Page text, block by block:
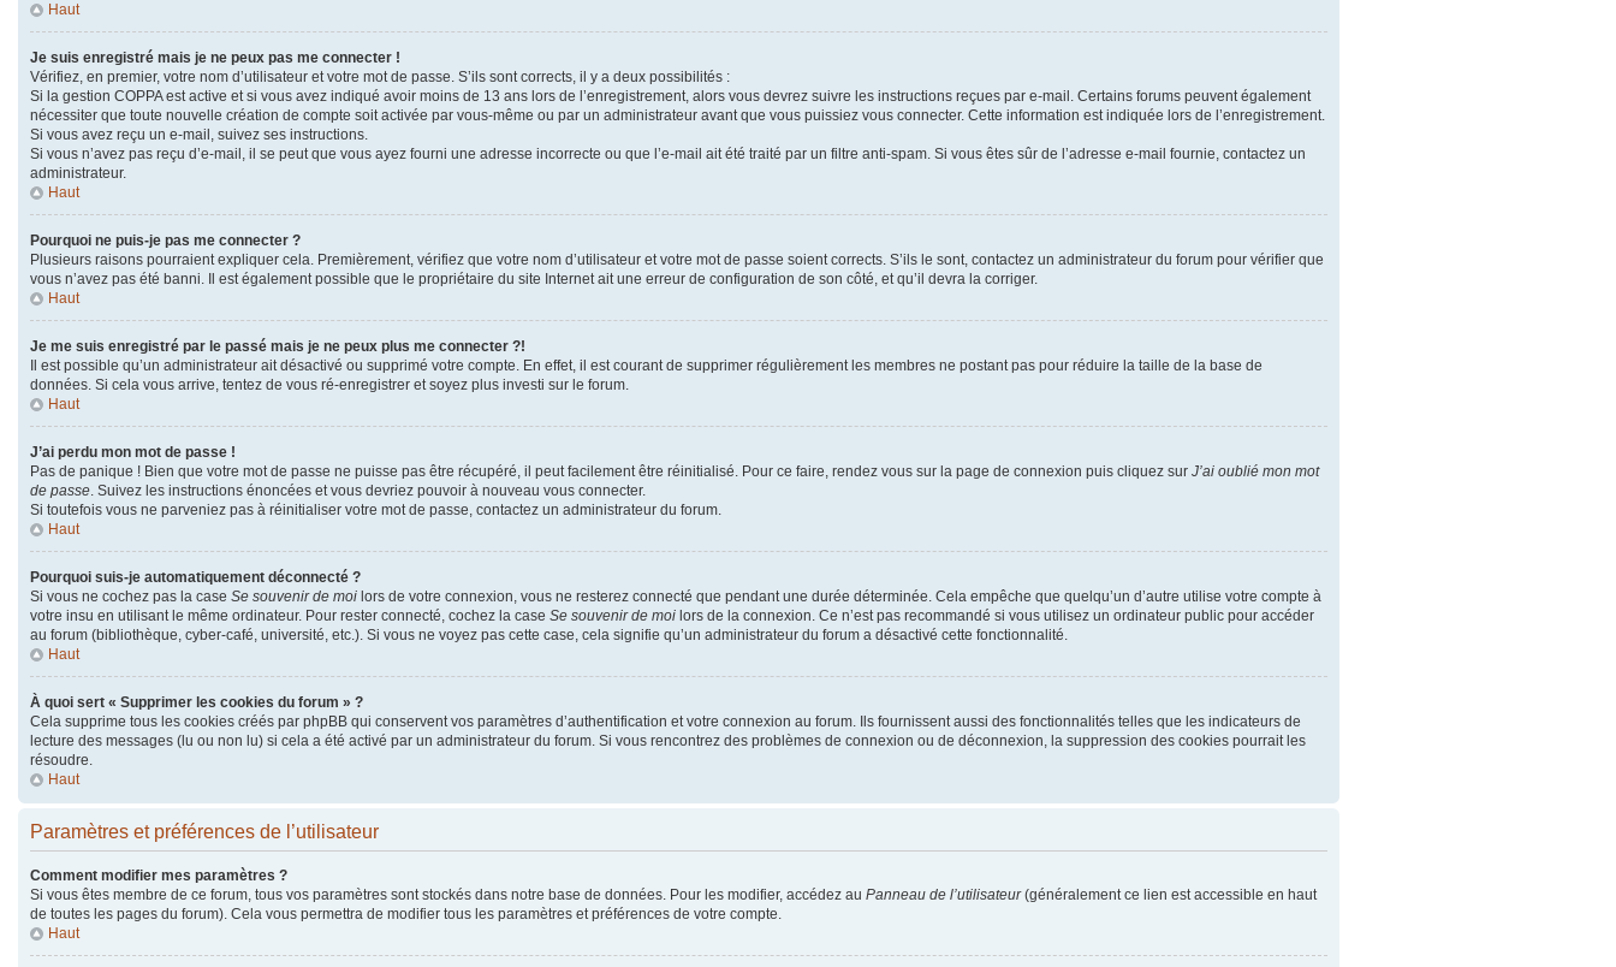
Haut
Je suis enregistré mais je ne peux pas me connecter !
Vérifiez, en premier, votre nom d’utilisateur et votre mot de passe. S’ils sont corrects, il y a deux possibilités :
Si la gestion COPPA est active et si vous avez indiqué avoir moins de 13 ans lors de l’enregistrement, alors vous devrez suivre les instructions reçues par e-mail. Certains forums peuvent également
nécessiter que toute nouvelle création de compte soit activée par vous-même ou par un administrateur avant que vous puissiez vous connecter. Cette information est indiquée lors de l’enregistrement.
Si vous avez reçu un e-mail, suivez ses instructions.
Si vous n’avez pas reçu d’e-mail, il se peut que vous ayez fourni une adresse incorrecte ou que l’e-mail ait été traité par un filtre anti-spam. Si vous êtes sûr de l’adresse e-mail fournie, contactez un
administrateur.
Haut
Pourquoi ne puis-je pas me connecter ?
Plusieurs raisons pourraient expliquer cela. Premièrement, vérifiez que votre nom d’utilisateur et votre mot de passe soient corrects. S’ils le sont, contactez un administrateur du forum pour vérifier que
vous n’avez pas été banni. Il est également possible que le propriétaire du site Internet ait une erreur de configuration de son côté, et qu’il devra la corriger.
Haut
Je me suis enregistré par le passé mais je ne peux plus me connecter ?!
Il est possible qu’un administrateur ait désactivé ou supprimé votre compte. En effet, il est courant de supprimer régulièrement les membres ne postant pas pour réduire la taille de la base de
données. Si cela vous arrive, tentez de vous ré-enregistrer et soyez plus investi sur le forum.
Haut
J’ai perdu mon mot de passe !
Pas de panique ! Bien que votre mot de passe ne puisse pas être récupéré, il peut facilement être réinitialisé. Pour ce faire, rendez vous sur la page de connexion puis cliquez sur J’ai oublié mon mot
de passe. Suivez les instructions énoncées et vous devriez pouvoir à nouveau vous connecter.
Si toutefois vous ne parveniez pas à réinitialiser votre mot de passe, contactez un administrateur du forum.
Haut
Pourquoi suis-je automatiquement déconnecté ?
Si vous ne cochez pas la case Se souvenir de moi lors de votre connexion, vous ne resterez connecté que pendant une durée déterminée. Cela empêche que quelqu’un d’autre utilise votre compte à
votre insu en utilisant le même ordinateur. Pour rester connecté, cochez la case Se souvenir de moi lors de la connexion. Ce n’est pas recommandé si vous utilisez un ordinateur public pour accéder
au forum (bibliothèque, cyber-café, université, etc.). Si vous ne voyez pas cette case, cela signifie qu’un administrateur du forum a désactivé cette fonctionnalité.
Haut
À quoi sert « Supprimer les cookies du forum » ?
Cela supprime tous les cookies créés par phpBB qui conservent vos paramètres d’authentification et votre connexion au forum. Ils fournissent aussi des fonctionnalités telles que les indicateurs de
lecture des messages (lu ou non lu) si cela a été activé par un administrateur du forum. Si vous rencontrez des problèmes de connexion ou de déconnexion, la suppression des cookies pourrait les
résoudre.
Haut
Paramètres et préférences de l’utilisateur
Comment modifier mes paramètres ?
Si vous êtes membre de ce forum, tous vos paramètres sont stockés dans notre base de données. Pour les modifier, accédez au Panneau de l’utilisateur(généralement ce lien est accessible en haut
de toutes les pages du forum). Cela vous permettra de modifier tous les paramètres et préférences de votre compte.
Haut